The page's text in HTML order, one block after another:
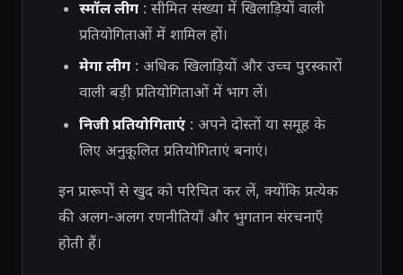
स्मॉल लीग: सीमित संख्या में खिलाड़ियों वाली
प्रतियोगिताओं में शामिल हों।
मेगा लीग: अधिक खिलाड़ियों और उच्च पुरस्कारों
वाली बड़ी प्रतियोगिताओं में भाग लें।
निजी प्रतियोगिताएं: अपने दोस्तों या समूह के
लिए अनुकूलित प्रतियोगिताएं बनाएं।
इन प्रारूपों से खुद को परिचित कर लें, क्योंकि प्रत्येक
की अलग-अलग रणनीतियाँ और भुगतान संरचनाएँ
होती हैं।